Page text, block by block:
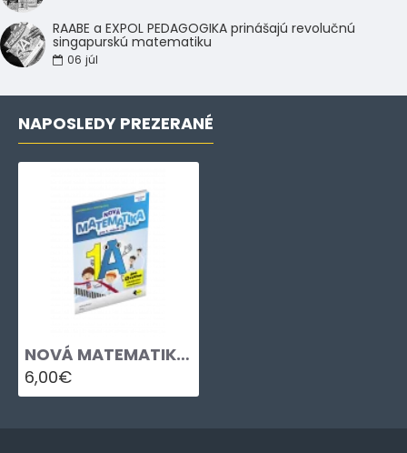
RAABE a EXPOL PEDAGOGIKA prinášajú revolučnú
singapurskú matematiku
06 júl
NAPOSLEDY PREZERANÉ
NOVÁ MATEMATIKA 1 PRACOVNÝ ZOŠIT – A
6,00€